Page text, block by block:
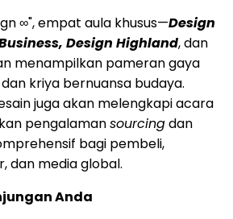
∞", empat aula khusus—Design
Design Highland, dan
menampilkan pameran gaya
kriya bernuansa budaya.
juga akan melengkapi acara
pengalamansourcingdan
bagi pembeli,
dan media global.
Anda